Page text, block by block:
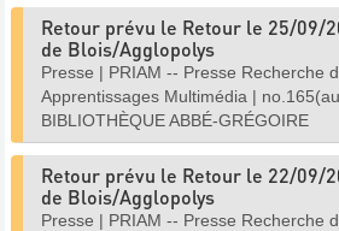
Retour prévu le Retour le 25/09/
de Blois/Agglopolys
Presse | PRIAM -- Presse Recherche
Apprentissages Multimédia |
BIBLIOTHÈQUE ABBÉ-GRÉGOIRE
Retour prévu le Retour le 22/09/
de Blois/Agglopolys
Presse | PRIAM -- Presse Recherche